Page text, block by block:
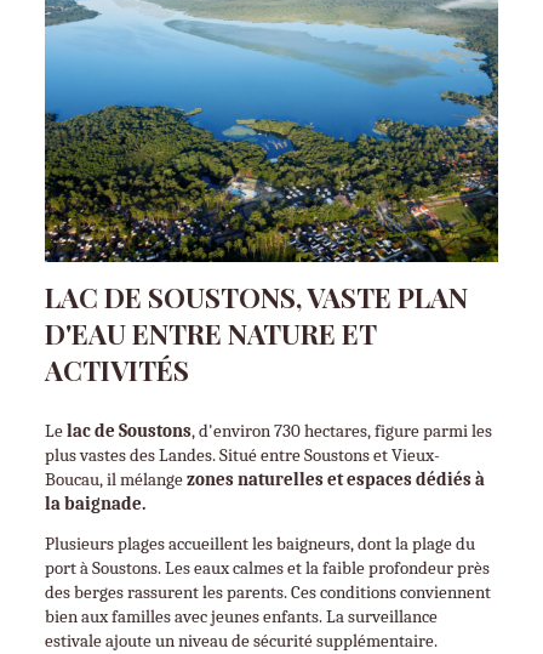
LAC DE SOUSTONS, VASTE PLAN
D'EAU ENTRE NATURE ET
ACTIVITÉS
Le lac de Soustons, d'environ 730 hectares, figure parmi les
plus vastes des Landes. Situé entre Soustons et Vieux-
Boucau, il mélange zones naturelles et espaces dédiés à
la baignade.
Plusieurs plages accueillent les baigneurs, dont la plage du
port à Soustons. Les eaux calmes et la faible profondeur près
des berges rassurent les parents. Ces conditions conviennent
bien aux familles avec jeunes enfants. La surveillance
estivale ajoute un niveau de sécurité supplémentaire.